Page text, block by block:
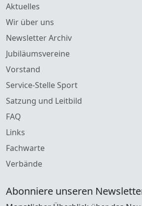
Aktuelles
Wir über uns
Newsletter Archiv
Jubiläumsvereine
Vorstand
Service-Stelle Sport
Satzung und Leitbild
FAQ
Links
Fachwarte
Verbände
Abonniere unseren